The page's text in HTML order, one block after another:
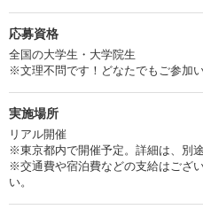
応募資格
全国の大学生・大学院生
※文理不問です！どなたでもご参加い
実施場所
リアル開催
※東京都内で開催予定。詳細は、別
※交通費や宿泊費などの支給はござ
い。